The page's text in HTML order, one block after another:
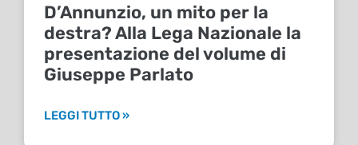
D’Annunzio, un mito per la
destra? Alla Lega Nazionale la
presentazione del volume di
Giuseppe Parlato
LEGGI TUTTO »